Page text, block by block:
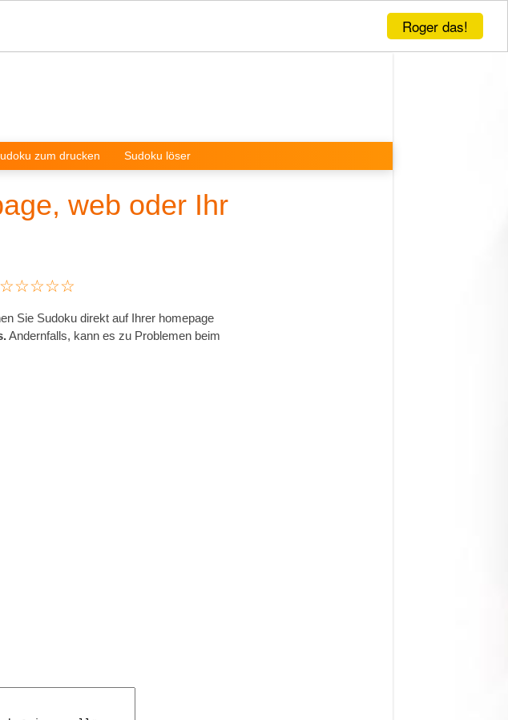
Roger das!
zum drucken Sudoku löser
web oder Ihr
Sie Sudoku direkt auf Ihrer homepage
Andernfalls, kann es zu Problemen beim